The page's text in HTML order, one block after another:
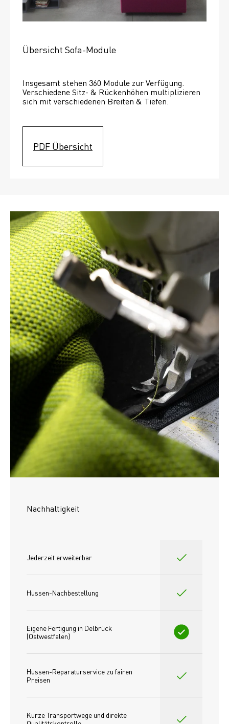
Übersicht Sofa-Module
Insgesamt stehen 360 Module zur Verfügung.
Verschiedene Sitz- & Rückenhöhen multiplizieren
sich mit verschiedenen Breiten & Tiefen.
PDF Übersicht
Nachhaltigkeit
Jederzeit erweiterbar
Hussen-Nachbestellung
Eigene Fertigung in Delbrück
(Ostwestfalen)
Hussen-Reparaturservice zu fairen
Preisen​
Kurze Transportwege und direkte